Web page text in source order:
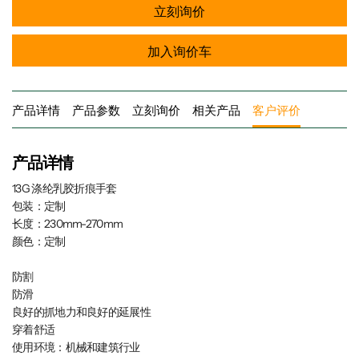
立刻询价
加入询价车
产品详情 产品参数 立刻询价 相关产品 客户评价
产品详情
13G 涤纶乳胶折痕手套
包装：定制
长度：230mm-270mm
颜色：定制
防割
防滑
良好的抓地力和良好的延展性
穿着舒适
使用环境：机械和建筑行业